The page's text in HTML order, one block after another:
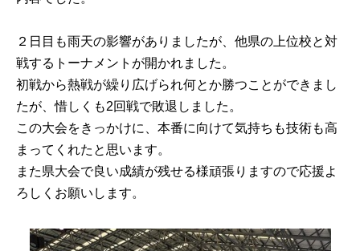
２日目も雨天の影響がありましたが、他県の上位校と対
戦するトーナメントが開かれました。
初戦から熱戦が繰り広げられ何とか勝つことができまし
たが、惜しくも2回戦で敗退しました。
この大会をきっかけに、本番に向けて気持ちも技術も高
まってくれたと思います。
また県大会で良い成績が残せる様頑張りますので応援よ
ろしくお願いします。